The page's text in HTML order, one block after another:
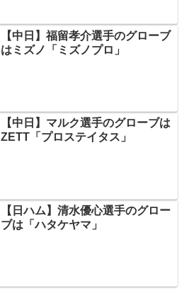
【中日】福留孝介選手のグローブ
はミズノ「ミズノプロ」
【中日】マルク選手のグローブは
ZETT「プロステイタス」
【日ハム】清水優心選手のグロー
ブは「ハタケヤマ」